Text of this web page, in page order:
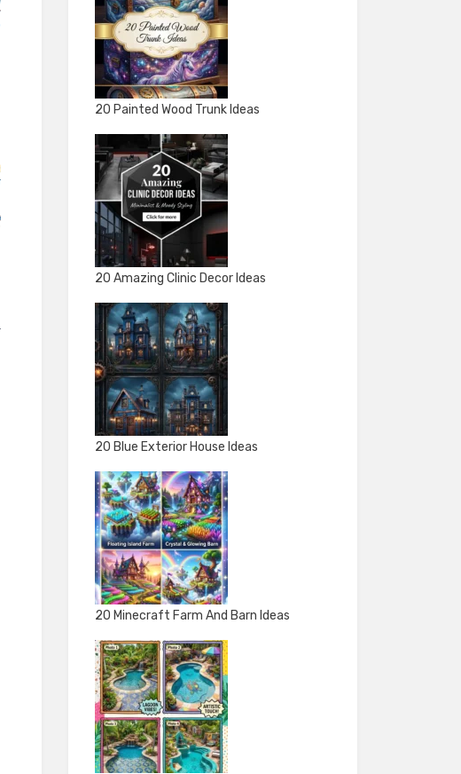
20 Painted Wood Trunk Ideas
20 Amazing Clinic Decor Ideas
20 Blue Exterior House Ideas
20 Minecraft Farm And Barn Ideas